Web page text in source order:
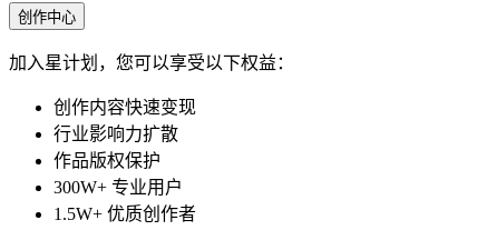
创作中心
加入星计划，您可以享受以下权益：
创作内容快速变现
行业影响力扩散
作品版权保护
300W+ 专业用户
1.5W+ 优质创作者